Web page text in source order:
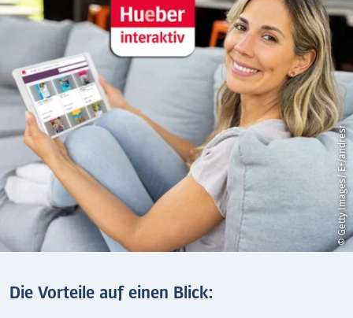
© Getty Images/ E+/andresr
Die Vorteile auf einen Blick: